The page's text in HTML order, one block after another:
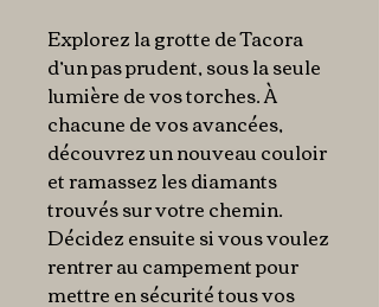
Explorez la grotte de Tacora
d’un pas prudent, sous la seule
lumière de vos torches. À
chacune de vos avancées,
découvrez un nouveau couloir
et ramassez les diamants
trouvés sur votre chemin.
Décidez ensuite si vous voulez
rentrer au campement pour
mettre en sécurité tous vos